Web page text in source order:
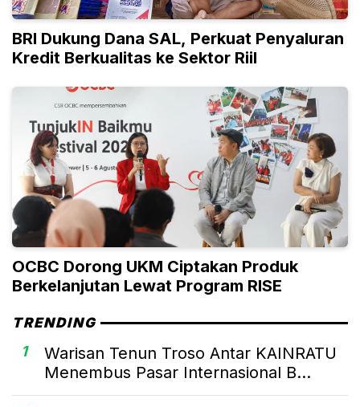
BRI Dukung Dana SAL, Perkuat Penyaluran
Kredit Berkualitas ke Sektor Riil
OCBC Dorong UKM Ciptakan Produk
Berkelanjutan Lewat Program RISE
TRENDING
1
Warisan Tenun Troso Antar KAINRATU
Menembus Pasar Internasional B...